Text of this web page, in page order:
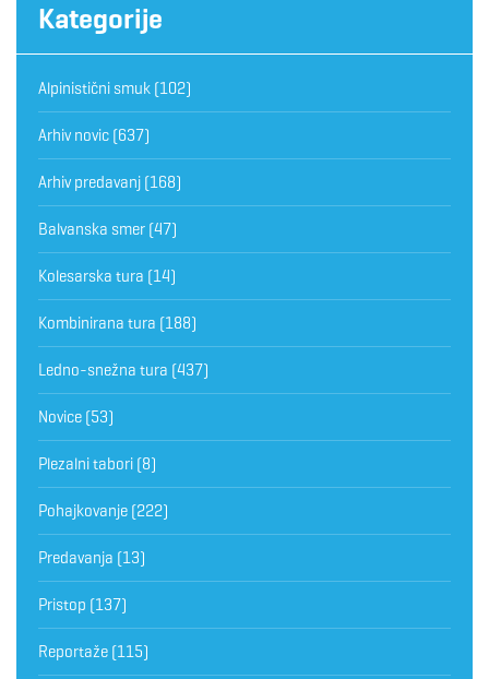
Kategorije
Alpinistični smuk (102)
Arhiv novic (637)
Arhiv predavanj (168)
Balvanska smer (47)
Kolesarska tura (14)
Kombinirana tura (188)
Ledno-snežna tura (437)
Novice (53)
Plezalni tabori (8)
Pohajkovanje (222)
Predavanja (13)
Pristop (137)
Reportaže (115)